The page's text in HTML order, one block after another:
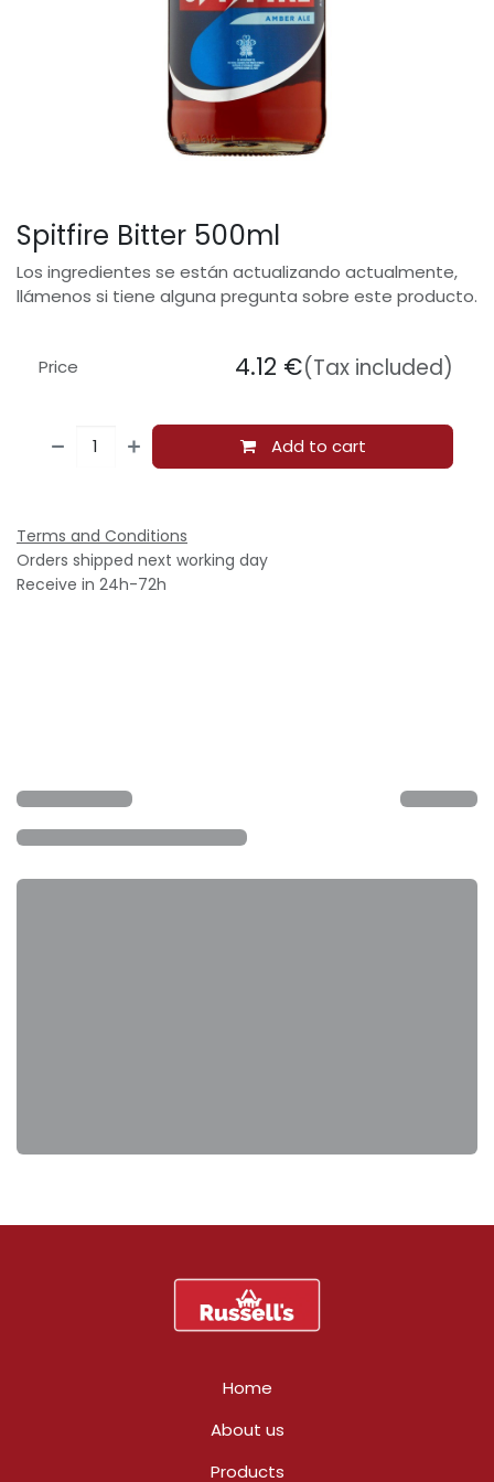
Spitfire Bitter 500ml
Los ingredientes se están actualizando actualmente,
llámenos si tiene alguna pregunta sobre este producto.
Add to cart
Price 4.12 €(Tax included)
Terms and Conditions
Orders shipped next working day
Receive in 24h-72h
Home
About us
Products